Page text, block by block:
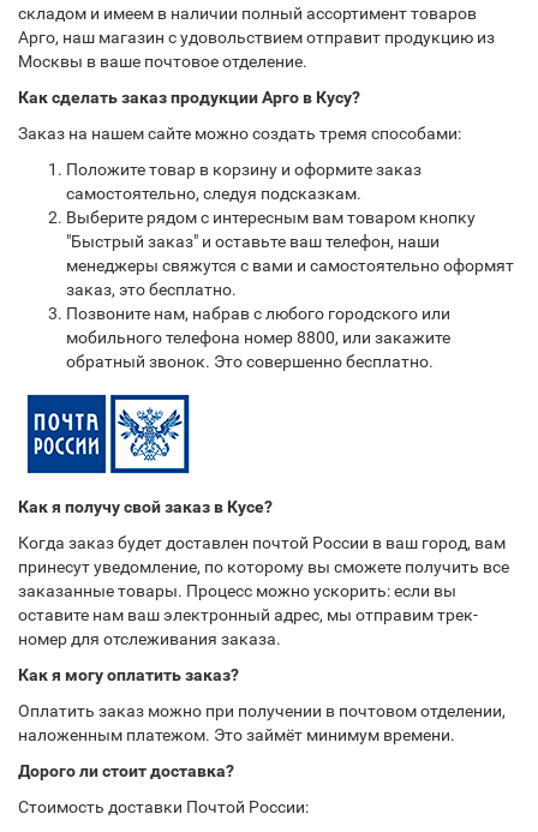
складом и имеем в наличии полный ассортимент товаров
Арго, наш магазин с удовольствием отправит продукцию из
Москвы в ваше почтовое отделение.
Как сделать заказ продукции Арго в Кусу?
Заказ на нашем сайте можно создать тремя способами:
Положите товар в корзину и оформите заказ
самостоятельно, следуя подсказкам.
Выберите рядом с интересным вам товаром кнопку
"Быстрый заказ" и оставьте ваш телефон, наши
менеджеры свяжутся с вами и самостоятельно оформят
заказ, это бесплатно.
Позвоните нам, набрав с любого городского или
мобильного телефона номер 8800, или закажите
обратный звонок. Это совершенно бесплатно.
Как я получу свой заказ в Кусе?
Когда заказ будет доставлен почтой России в ваш город, вам
принесут уведомление, по которому вы сможете получить все
заказанные товары. Процесс можно ускорить: если вы
оставите нам ваш электронный адрес, мы отправим трек-
номер для отслеживания заказа.
Как я могу оплатить заказ?
Оплатить заказ можно при получении в почтовом отделении,
наложенным платежом. Это займёт минимум времени.
Дорого ли стоит доставка?
Стоимость доставки Почтой России: